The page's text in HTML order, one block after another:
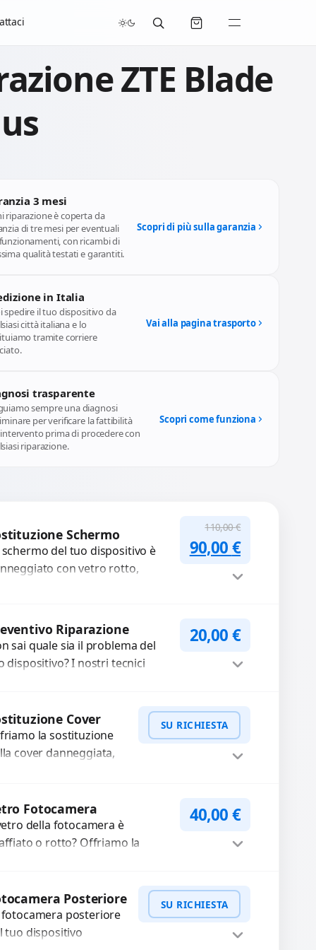
ZTE Blade
3 mesi
riparazione è coperta da
di tre mesi per eventuali
con ricambi di
qualità testati e garantiti.
Scopri di più sulla garanzia
in Italia
spedire il tuo dispositivo da
città italiana e lo
tramite corriere
Vai alla pagina trasporto
trasparente
sempre una diagnosi
per verificare la fattibilità
prima di procedere con
riparazione.
Scopri come funziona
Schermo
schermo del tuo dispositivo è
con vetro rotto,
110,00€
Il prezzo
90,00€Il prezzo
Riparazione
sai quale sia il problema del
dispositivo? I nostri tecnici
20,00€
Cover
la sostituzione
cover danneggiata,
Ripristiniamo
estetico e...
SU RICHIESTA
Preventivo
Fotocamera
della fotocamera è
o rotto? Offriamo la
40,00€
Posteriore
fotocamera posteriore
tuo dispositivo
SU RICHIESTA